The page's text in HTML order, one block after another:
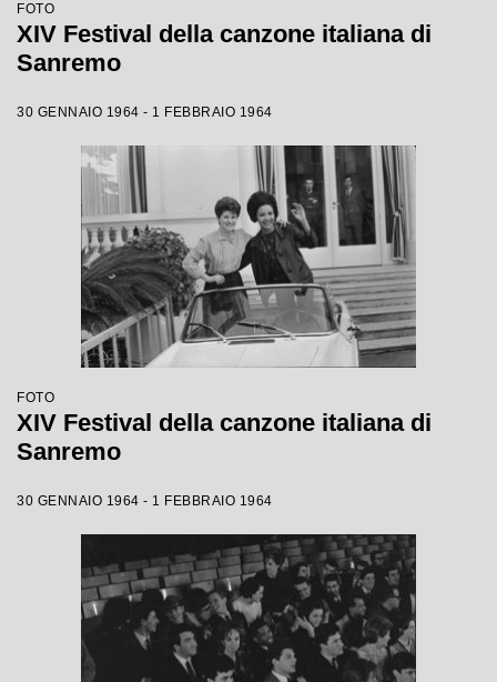
FOTO
XIV Festival della canzone italiana di
Sanremo
30 GENNAIO 1964 - 1 FEBBRAIO 1964
FOTO
XIV Festival della canzone italiana di
Sanremo
30 GENNAIO 1964 - 1 FEBBRAIO 1964